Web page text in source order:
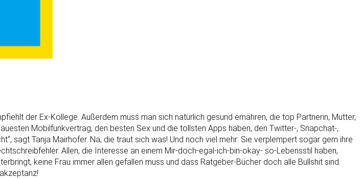
der Ex-Kollege. Außerdem muss man sich natürlich gesund ernähren, die top Partnerin, Mutter,
Mobilfunkvertrag, den besten Sex und die tollsten Apps haben, den Twitter-, Snapchat-,
sagt Tanja Mairhofer. Na, die traut sich was! Und noch viel mehr: Sie verplempert sogar gern ihre
Allen, die Interesse an einem Mir-doch-egal-ich-bin-okay- so-Lebensstil haben,
keine Frau immer allen gefallen muss und dass Ratgeber-Bücher doch alle Bullshit sind.